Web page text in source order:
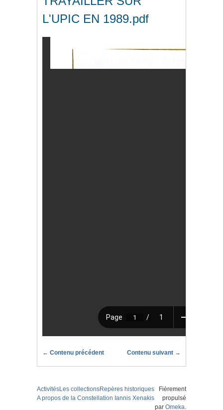
L'UPIC EN 1989.pdf
← Contenu précédent Contenu suivant →
ActivitésLes collectionsRepères historiques
A propos de la Constellation Iannis Xenakis
Fièrement
propulsé
par Omeka.